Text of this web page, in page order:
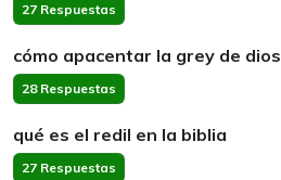
27 Respuestas
cómo apacentar la grey de dios
28 Respuestas
qué es el redil en la biblia
27 Respuestas